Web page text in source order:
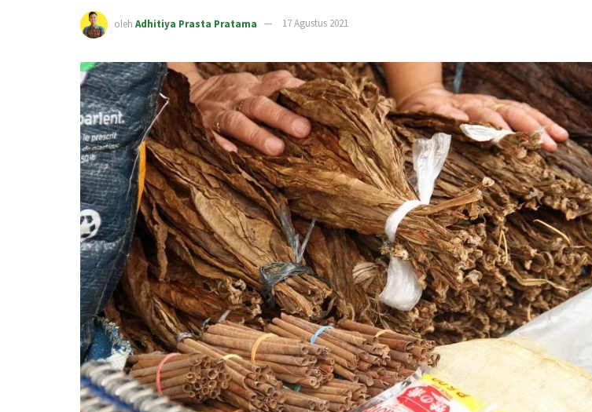
oleh Adhitiya Prasta Pratama 17 Agustus 2021